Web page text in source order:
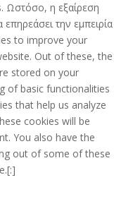
Ωστόσο, η εξαίρεση
την εμπειρία
to improve your
Out of these, the
stored on your
of basic functionalities
that help us analyze
cookies will be
You also have the
out of some of these